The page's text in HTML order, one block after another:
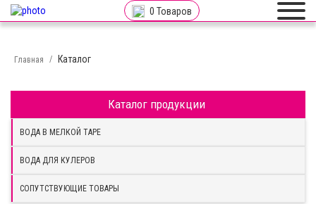
0 Товаров
Главная Каталог
Каталог продукции
ВОДА В МЕЛКОЙ ТАРЕ
ВОДА ДЛЯ КУЛЕРОВ
СОПУТСТВУЮЩИЕ ТОВАРЫ